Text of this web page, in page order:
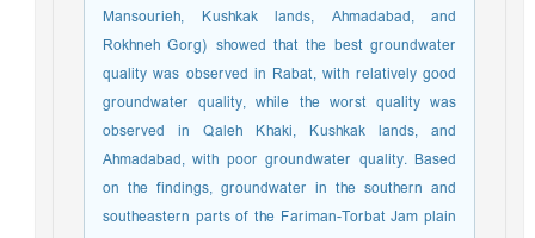
Mansourieh, Kushkak lands, Ahmadabad, and
Rokhneh Gorg) showed that the best groundwater
quality was observed in Rabat, with relatively good
groundwater quality, while the worst quality was
observed in Qaleh Khaki, Kushkak lands, and
Ahmadabad, with poor groundwater quality. Based
on the findings, groundwater in the southern and
southeastern parts of the Fariman-Torbat Jam plain